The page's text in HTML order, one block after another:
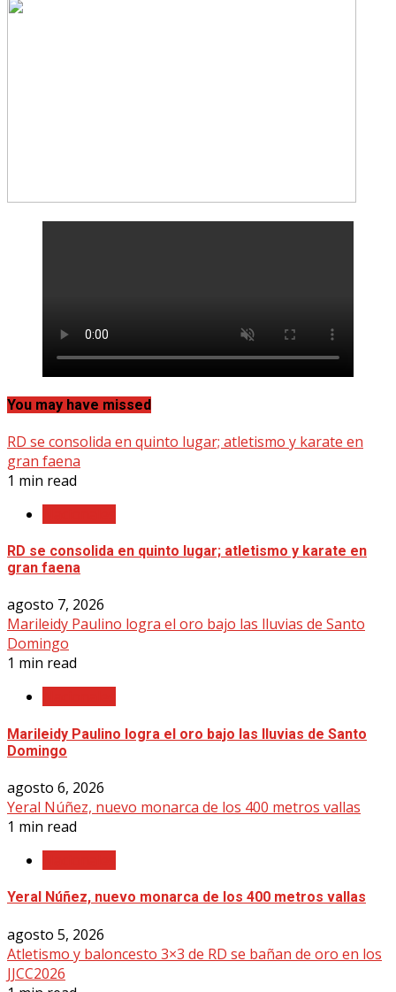
You may have missed
RD se consolida en quinto lugar; atletismo y karate en
gran faena
1 min read
RD se consolida en quinto lugar; atletismo y karate en
gran faena
agosto 7, 2026
Marileidy Paulino logra el oro bajo las lluvias de Santo
Domingo
1 min read
Marileidy Paulino logra el oro bajo las lluvias de Santo
Domingo
agosto 6, 2026
Yeral Núñez, nuevo monarca de los 400 metros vallas
1 min read
Yeral Núñez, nuevo monarca de los 400 metros vallas
agosto 5, 2026
Atletismo y baloncesto 3×3 de RD se bañan de oro en los
JJCC2026